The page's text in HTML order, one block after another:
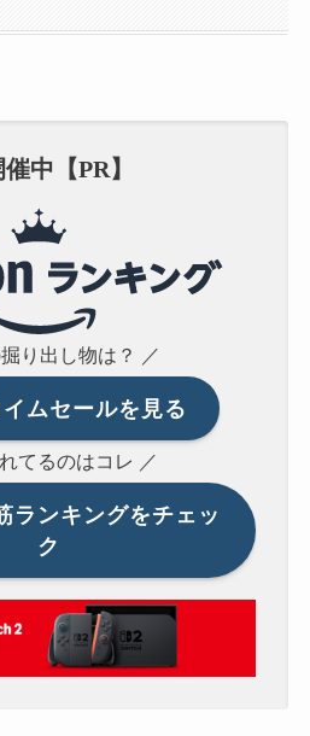
中【PR】
り出し物は？ ／
ムセールを見る
てるのはコレ ／
ランキングをチェッ
ク